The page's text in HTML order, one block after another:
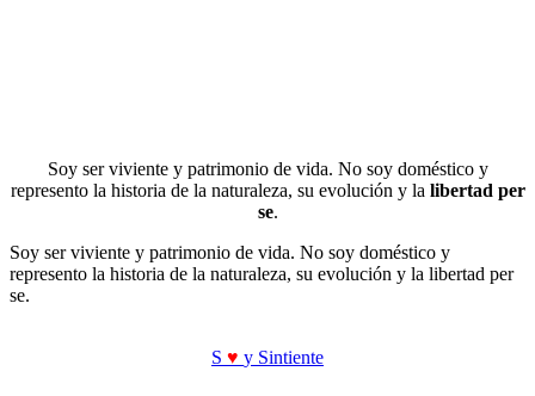
Soy ser viviente y patrimonio de vida. No soy doméstico y
represento la historia de la naturaleza, su evolución y la libertad per
se.
Soy ser viviente y patrimonio de vida. No soy doméstico y
represento la historia de la naturaleza, su evolución y la libertad per
se.
S ♥ y Sintiente